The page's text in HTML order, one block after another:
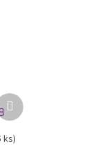
ks)
Další
produkt